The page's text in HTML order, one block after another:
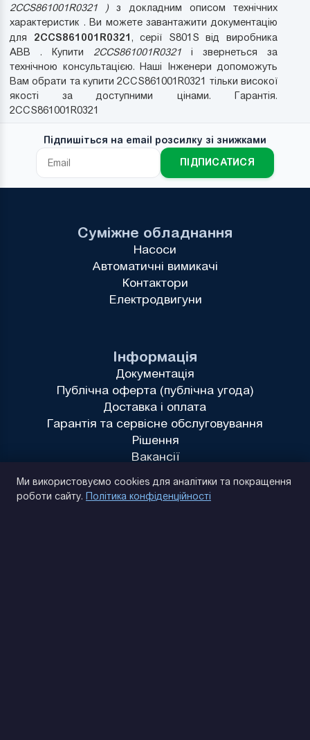
2CCS861001R0321 ) з докладним описом технічних
характеристик . Ви можете завантажити документацію
для 2CCS861001R0321 , серії S801S від виробника
ABB . Купити 2CCS861001R0321і звернеться за
технічною консультацією. Наші Інженери допоможуть
Вам обрати та купити 2CCS861001R0321 тільки високої
якості за доступними цінами. Гарантія.
2CCS861001R0321
Підпишіться на email розсилку зі знижками
ПІДПИСАТИСЯ
Інформація
Документація
Публічна оферта (публічна угода)
Доставка і оплата
Гарантія та сервісне обслуговування
Рішення
Вакансії
Суміжне обладнання
Насоси
Автоматичні вимикачі
Контактори
Електродвигуни
Ми використовуємо cookies для аналітики та покращення
роботи сайту. Політика конфіденційності